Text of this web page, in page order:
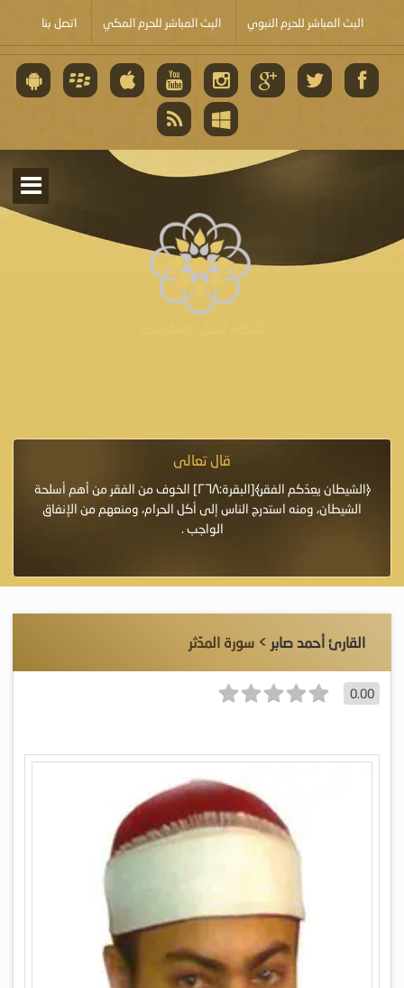
البث المباشر للحرم النبوي البث المباشر للحرم المكي اتصل بنا
قال تعالى
﴿الشيطان يعِدُكم الفقر﴾[البقرة:٢٦٨] الخوف من الفقر من أهم أسلحة
الشيطان، ومنه استدرج الناس إلى أكل الحرام، ومنعهم من الإنفاق
الواجب .
القارئ أحمد صابر > سورة المدّثر
0.00